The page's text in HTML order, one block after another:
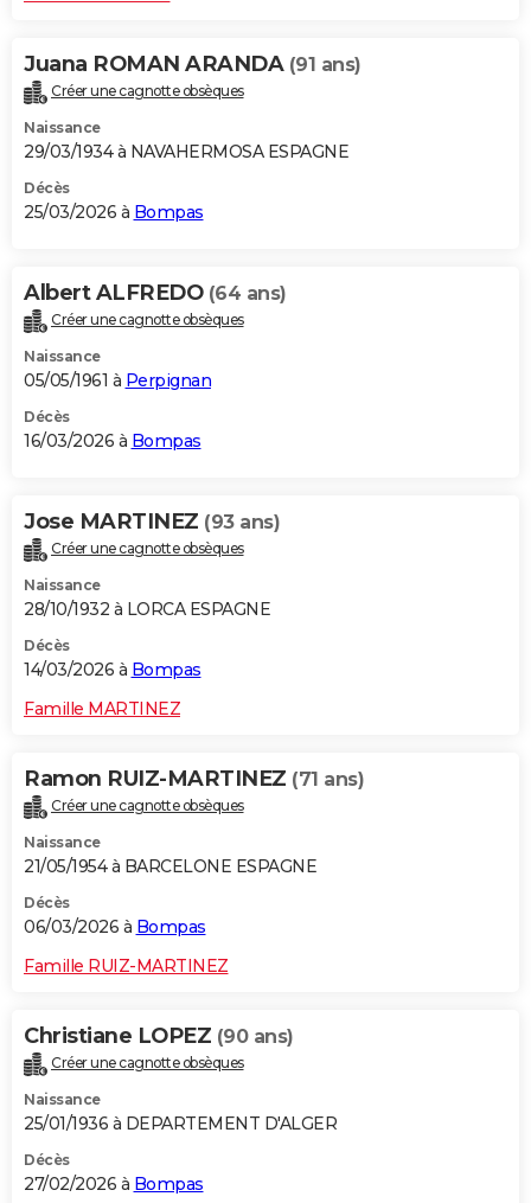
Juana ROMAN ARANDA (91 ans)
Créer une cagnotte obsèques
Naissance
29/03/1934 à NAVAHERMOSA ESPAGNE
Décès
25/03/2026 à Bompas
Albert ALFREDO (64 ans)
Créer une cagnotte obsèques
Naissance
05/05/1961 à Perpignan
Décès
16/03/2026 à Bompas
Jose MARTINEZ (93 ans)
Créer une cagnotte obsèques
Naissance
28/10/1932 à LORCA ESPAGNE
Décès
14/03/2026 à Bompas
Famille MARTINEZ
Ramon RUIZ-MARTINEZ (71 ans)
Créer une cagnotte obsèques
Naissance
21/05/1954 à BARCELONE ESPAGNE
Décès
06/03/2026 à Bompas
Famille RUIZ-MARTINEZ
Christiane LOPEZ (90 ans)
Créer une cagnotte obsèques
Naissance
25/01/1936 à DEPARTEMENT D'ALGER
Décès
27/02/2026 à Bompas